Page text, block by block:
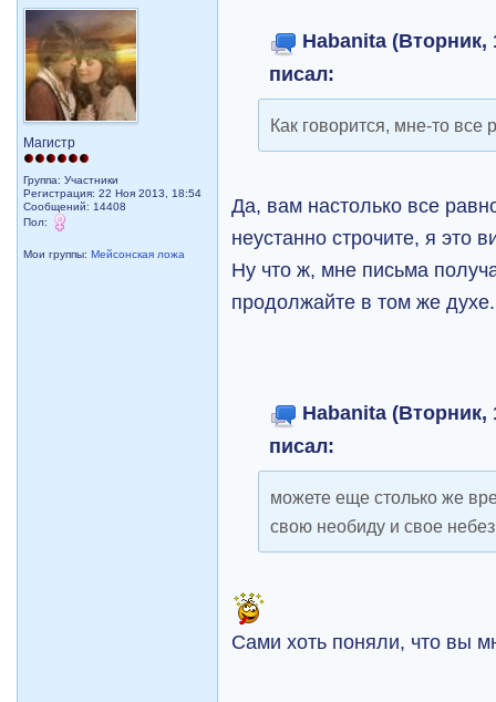
Магистр
Группа: Участники
Регистрация: 22 Ноя 2013, 18:54
Сообщений: 14408
Пол:
Мои группы: Мейсонская ложа
Habanita (Вторник,
писал:
Как говорится, мне-то
Да, вам настолько все
неустанно строчите, я это
Ну что ж, мне письма
продолжайте в том же духе.
Habanita (Вторник,
писал:
можете еще столько же
свою необиду и свое
Сами хоть поняли, что вы